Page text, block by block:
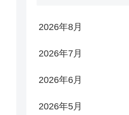
2026年8月
2026年7月
2026年6月
2026年5月